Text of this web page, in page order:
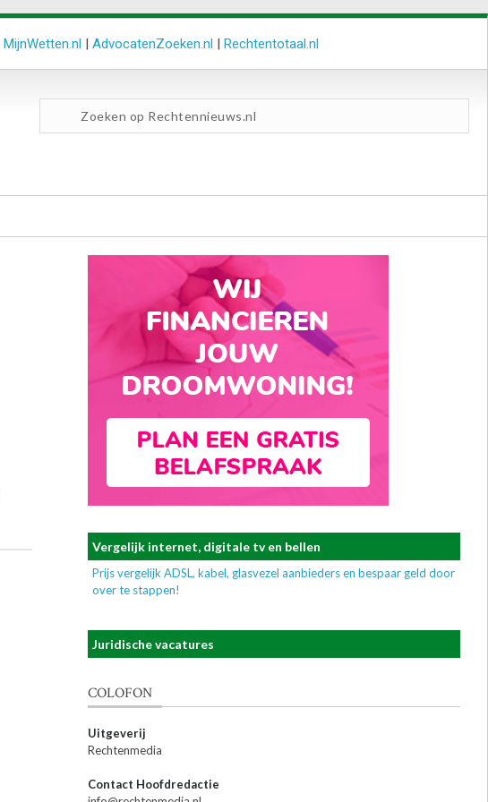
MijnWetten.nl | AdvocatenZoeken.nl | Rechtentotaal.nl
Vergelijk internet, digitale tv en bellen
Prijs vergelijk ADSL, kabel, glasvezel aanbieders en bespaar geld door
over te stappen!
Juridische vacatures
COLOFON
Uitgeverij
Rechtenmedia
Contact Hoofdredactie